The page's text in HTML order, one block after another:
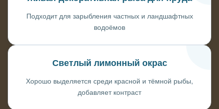
Подходит для зарыбления частных и ландшафтных
водоёмов
Светлый лимонный окрас
Хорошо выделяется среди красной и тёмной рыбы,
добавляет контраст